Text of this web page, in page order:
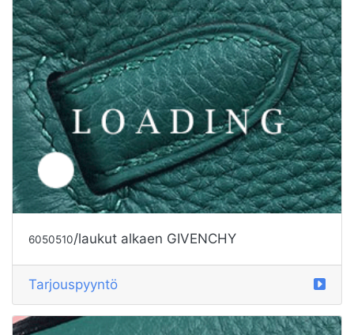
6050512 /laukut alkaen GIVENCHY